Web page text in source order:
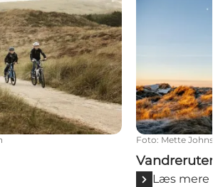
Foto: Mette
Vandreruter
Læs mere